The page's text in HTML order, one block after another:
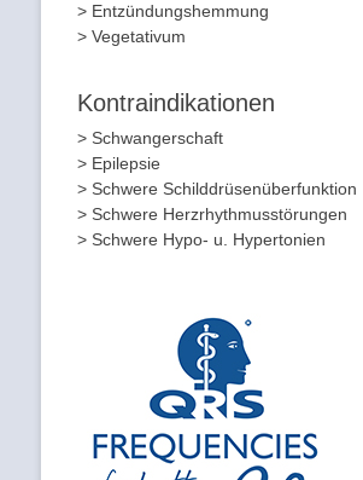
> Entzündungshemmung
> Vegetativum
Kontraindikationen
> Schwangerschaft
> Epilepsie
> Schwere Schilddrüsenüberfunktion
> Schwere Herzrhythmusstörungen
> Schwere Hypo- u. Hypertonien